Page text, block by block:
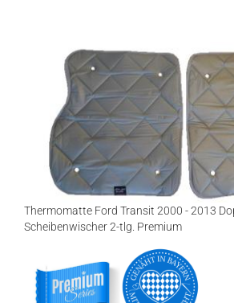
Thermomatte Ford Transit 2000 - 2013
Scheibenwischer 2-tlg. Premium